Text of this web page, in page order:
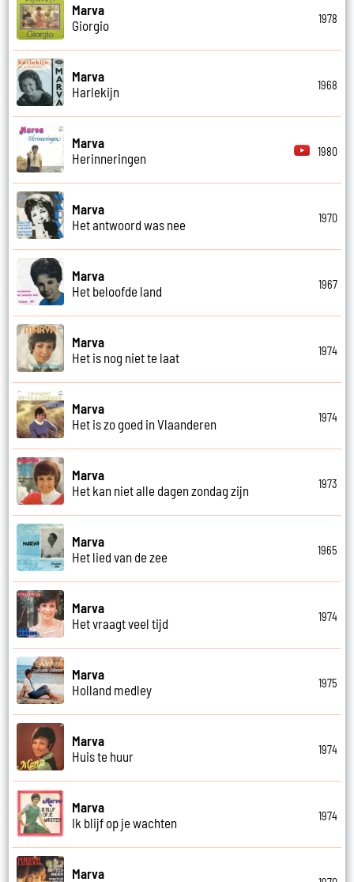
Marva
Giorgio
1978
Marva
Harlekijn
1968
Marva
Herinneringen
1980
Marva
Het antwoord was nee
1970
Marva
Het beloofde land
1967
Marva
Het is nog niet te laat
1974
Marva
Het is zo goed in Vlaanderen
1974
Marva
Het kan niet alle dagen zondag zijn
1973
Marva
Het lied van de zee
1965
Marva
Het vraagt veel tijd
1974
Marva
Holland medley
1975
Marva
Huis te huur
1974
Marva
Ik blijf op je wachten
1974
Marva